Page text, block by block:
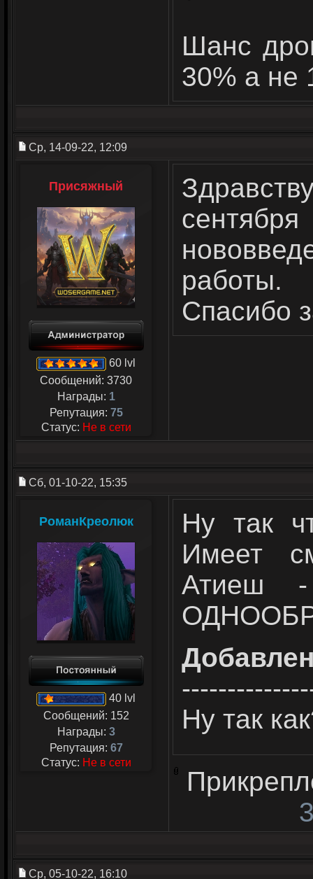
Шанс
30% а не
Ср, 14-09-22, 12:09
Присяжный
60 lvl
Сообщений: 3730
Награды: 1
Репутация: 75
Статус: Не в сети
работы.
Спасибо
Сб, 01-10-22, 15:35
РоманКреолюк
40 lvl
Сообщений: 152
Награды: 3
Репутация: 67
Статус: Не в сети
Ну так
Имеет
Атиеш
Ну так
Ср, 05-10-22, 16:10